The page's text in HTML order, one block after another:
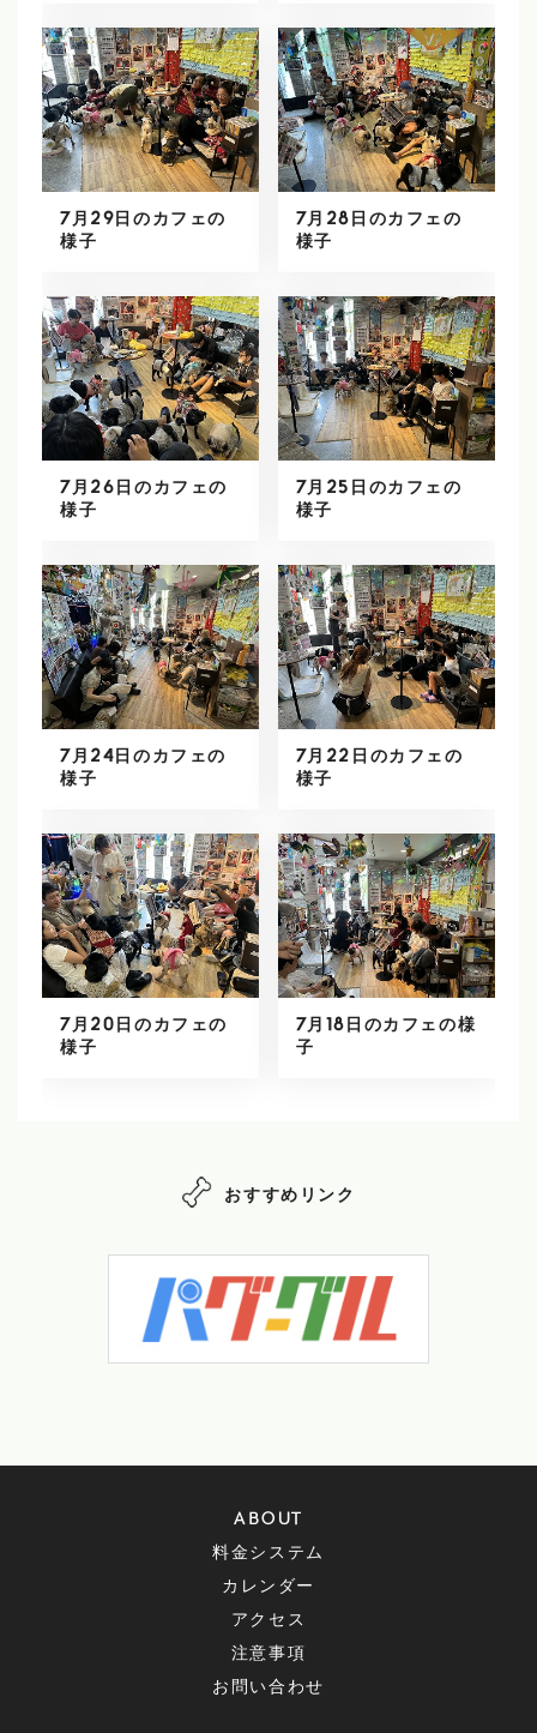
7月29日のカフェの
様子
7月28日のカフェの
様子
7月26日のカフェの
様子
7月25日のカフェの
様子
7月24日のカフェの
様子
7月22日のカフェの
様子
7月20日のカフェの
様子
7月18日のカフェの様
子
おすすめリンク
ABOUT
料金システム
カレンダー
アクセス
注意事項
お問い合わせ